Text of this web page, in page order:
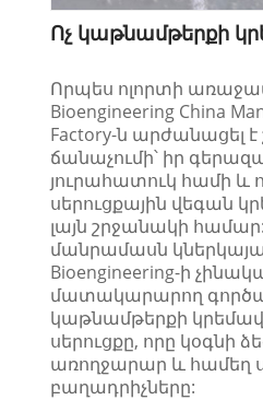
Ոչ կաթնամթերքի
Որպես ոլորտի
Bioengineering China
Factory-ն արժանացել է
ճանաչումի՝ իր
յուրահատուկ համի և
սերուցքային վեգան
լայն շրջանակի
մանրամասն
Bioengineering-ի
մատակարարող
կաթնամթերքի
սերուցքը, որը կօգնի
առողջարար և համեղ
բաղադրիչները: